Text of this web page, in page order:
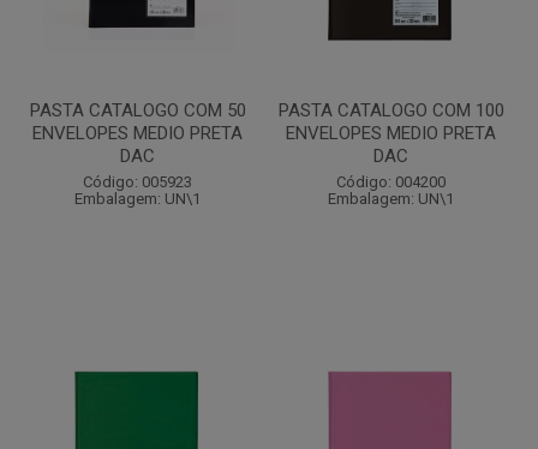
PASTA CATALOGO COM 50
ENVELOPES MEDIO PRETA
DAC
Código: 005923
Embalagem: UN\1
PASTA CATALOGO COM 100
ENVELOPES MEDIO PRETA
DAC
Código: 004200
Embalagem: UN\1